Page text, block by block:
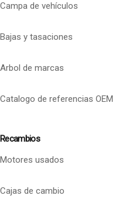
Campa de vehículos
Bajas y tasaciones
Arbol de marcas
Catalogo de referencias OEM
Recambios
Motores usados
Cajas de cambio